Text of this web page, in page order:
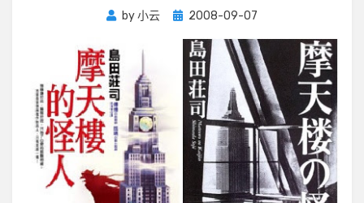
by小云
Posted
2008-09-07